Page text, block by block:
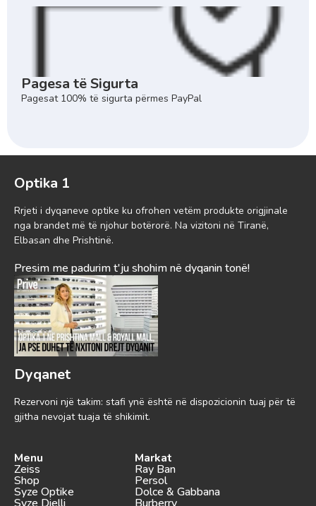
Pagesa të Sigurta
Pagesat 100% të sigurta përmes PayPal
Optika 1
Rrjeti i dyqaneve optike ku ofrohen vetëm produkte origjinale
nga brandet më të njohur botërorë. Na vizitoni në Tiranë,
Elbasan dhe Prishtinë.
Presim me padurim t'ju shohim në dyqanin tonë!
Dyqanet
Rezervoni një takim: stafi ynë është në dispozicionin tuaj për të
gjitha nevojat tuaja të shikimit.
Menu
Zeiss
Shop
Syze Optike
Markat
Ray Ban
Persol
Dolce & Gabbana